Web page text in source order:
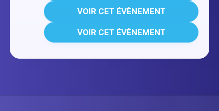
VOIR CET ÉVÈNEMENT
VOIR CET ÉVÈNEMENT